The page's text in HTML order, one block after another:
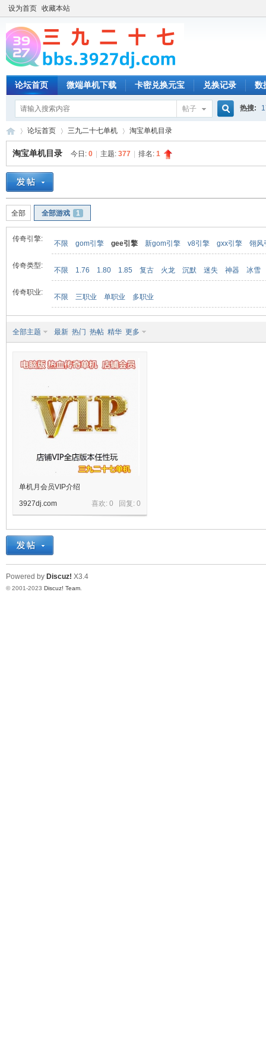
设为首页 收藏本站
论坛首页 微端单机下载 卡密兑换元宝 兑换记录 数
帖子 热搜:
十
»
论坛首页 三九二十七单机 淘宝单机目录
淘宝单机目录 今日: 0 主题: 377 排名: 1
全部 全部游戏 1
传奇引擎:
不限 gom引擎 gee引擎 新gom引擎 v8引擎 gxx引擎 翎风
传奇类型:
不限 1.76 1.80 1.85 复古 火龙 沉默 迷失 神器 冰雪
传奇职业:
不限 三职业 单职业 多职业
全部主题 最新 热门 热帖 精华 更多
单机月会员VIP介绍
喜欢: 0 回复: 0
3927dj.com
Powered by Discuz! X3.4
© 2001-2023 Discuz! Team.